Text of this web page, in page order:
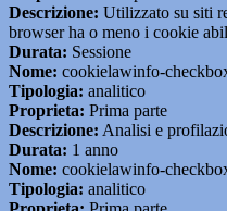
Descrizione: Utilizzato su siti
browser ha o meno i cookie
Durata: Sessione
Nome: cookielawinfo-
Tipologia: analitico
Proprieta: Prima parte
Descrizione: Analisi e
Durata: 1 anno
Nome: cookielawinfo-
Tipologia: analitico